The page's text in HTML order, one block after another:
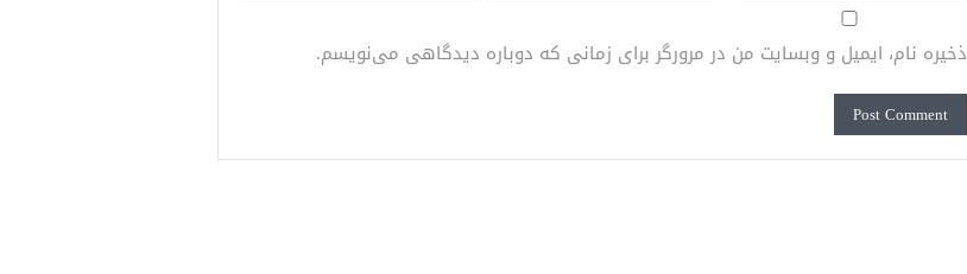
ذخیره نام، ایمیل و وبسایت من در مرورگر برای زمانی که دوباره دیدگاهی می‌نویسم.